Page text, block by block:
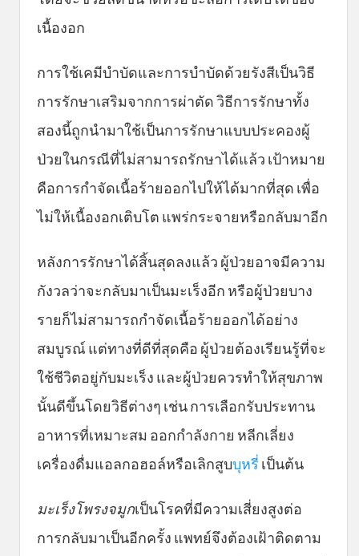
เนื้องอก
การใช้เคมีบำบัดและการบำบัดด้วยรังสีเป็นวิธี
การรักษาเสริมจากการผ่าตัด วิธีการรักษาทั้ง
สองนี้ถูกนำมาใช้เป็นการรักษาแบบประคองผู้
ป่วยในกรณีที่ไม่สามารถรักษาได้แล้ว เป้าหมาย
คือการกำจัดเนื้อร้ายออกไปให้ได้มากที่สุด เพื่อ
ไม่ให้เนื้องอกเติบโต แพร่กระจายหรือกลับมาอีก
หลังการรักษาได้สิ้นสุดลงแล้ว ผู้ป่วยอาจมีความ
กังวลว่าจะกลับมาเป็นมะเร็งอีก หรือผู้ป่วยบาง
รายก็ไม่สามารถกำจัดเนื้อร้ายออกได้อย่าง
สมบูรณ์ แต่ทางที่ดีที่สุดคือ ผู้ป่วยต้องเรียนรู้ที่จะ
ใช้ชีวิตอยู่กับมะเร็ง และผู้ป่วยควรทำให้สุขภาพ
นั้นดีขึ้นโดยวิธีต่างๆ เช่น การเลือกรับประทาน
อาหารที่เหมาะสม ออกกำลังกาย หลีกเลี่ยง
เครื่องดื่มแอลกอฮอล์หรือเลิกสูบบุหรี่ เป็นต้น
มะเร็งโพรงจมูกเป็นโรคที่มีความเสี่ยงสูงต่อ
การกลับมาเป็นอีกครั้ง แพทย์จึงต้องเฝ้าติดตาม